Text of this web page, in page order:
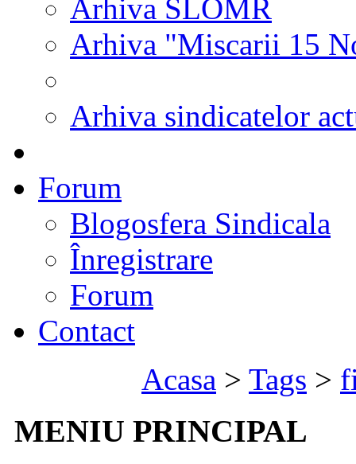
Arhiva SLOMR
Arhiva "Miscarii 15
Arhiva sindicatelor
Forum
Blogosfera Sindicala
Înregistrare
Forum
Contact
Acasa > Tags >
MENIU PRINCIPAL